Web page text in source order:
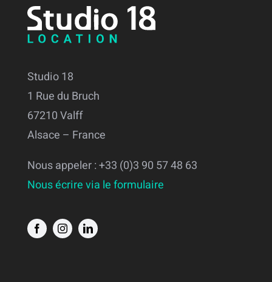
Studio 18
1 Rue du Bruch
67210 Valff
Alsace – France
Nous appeler : +33 (0)3 90 57 48 63
Nous écrire via le formulaire